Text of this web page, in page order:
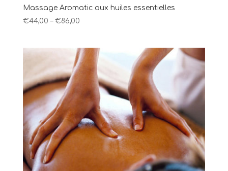
Massage Aromatic aux huiles essentielles
€44,00 – €86,00